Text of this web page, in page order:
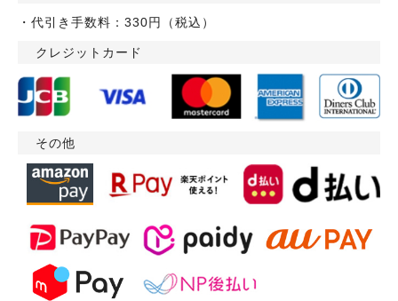
・代引き手数料：330円（税込）
クレジットカード
その他